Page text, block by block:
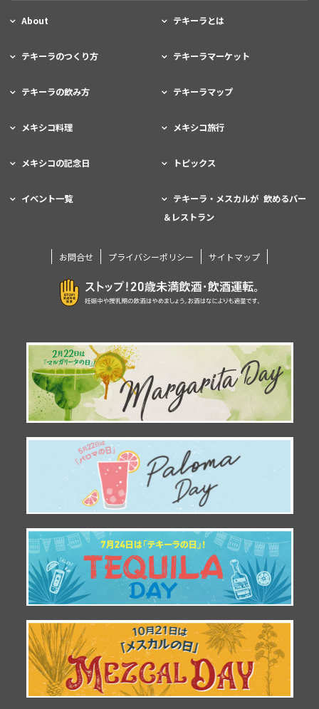
About テキーラとは
テキーラのつくり方 テキーラマーケット
テキーラの飲み方 テキーラマップ
メキシコ料理 メキシコ旅行
メキシコの記念日 トピックス
イベント一覧
テキーラ・メスカルが 飲めるバー
＆レストラン
お問合せ プライバシーポリシー サイトマップ